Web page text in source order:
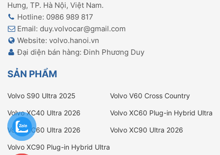
Hưng, TP. Hà Nội, Việt Nam.
Hotline: 0986 989 817
Email: duy.volvocar@gmail.com
Website: volvo.hanoi.vn
Đại diện bán hàng: Đinh Phương Duy
SẢN PHẨM
Volvo S90 Ultra 2025
Volvo V60 Cross Country
Volvo XC40 Ultra 2026
Volvo XC60 Plug-in Hybrid Ultra
Volvo XC60 Ultra 2026 Volvo XC90 Ultra 2026
Volvo XC90 Plug-in Hybrid Ultra